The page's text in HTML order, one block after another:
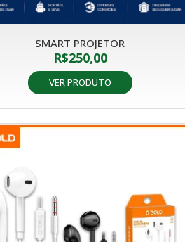
SMART PROJETOR
R$250,00
VER PRODUTO